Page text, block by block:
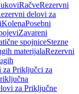
RačveRezervni
delovi za
KolenaPosebni
Zavareni
spojniceStezne
materijalaRezervni
za Priključci za
za Priključne